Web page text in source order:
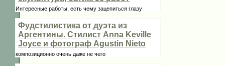
Интересные работы, есть чему зацепиться глазу
Фудстилистика от дуэта из
Аргентины. Стилист Anna Keville
Joycе и фотограф Agustin Nieto
композиционно очень даже не чего